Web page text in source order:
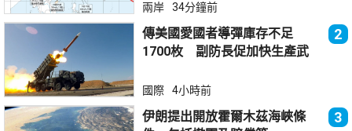
兩岸 34分鐘前
傳美國愛國者導彈庫存不足
1700枚 副防長促加快生產武
2
國際 4小時前
伊朗提出開放霍爾木茲海峽條
3